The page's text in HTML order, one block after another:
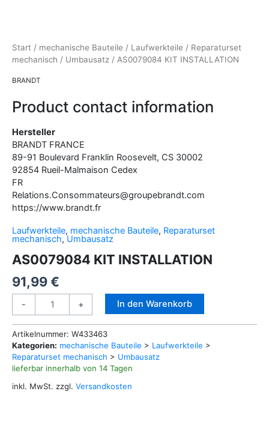
Start / mechanische Bauteile / Laufwerkteile / Reparaturset
mechanisch / Umbausatz / AS0079084 KIT INSTALLATION
BRANDT
Product contact information
Hersteller
BRANDT FRANCE
89-91 Boulevard Franklin Roosevelt, CS 30002
92854 Rueil-Malmaison Cedex
FR
Relations.Consommateurs@groupebrandt.com
https://www.brandt.fr
Laufwerkteile, mechanische Bauteile, Reparaturset
mechanisch,Umbausatz
AS0079084 KIT INSTALLATION
91,99€
-
AS0079084
INSTALLATION
Menge
+ In den Warenkorb
Artikelnummer: W433463
Kategorien: mechanische Bauteile > Laufwerkteile >
Reparaturset mechanisch > Umbausatz
lieferbar innerhalb von 14 Tagen
inkl. MwSt. zzgl. Versandkosten